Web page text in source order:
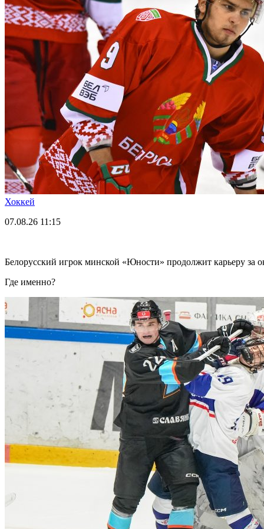
Хоккей
07.08.26 11:15
Белорусский игрок минской «Юности» продолжит карьеру за
Где именно?